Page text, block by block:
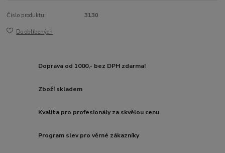
Číslo produktu: 3130
Do oblíbených
Doprava od 1000,- bez DPH zdarma!
Zboží skladem
Kvalita pro profesionály za skvělou cenu
Program slev pro věrné zákazníky